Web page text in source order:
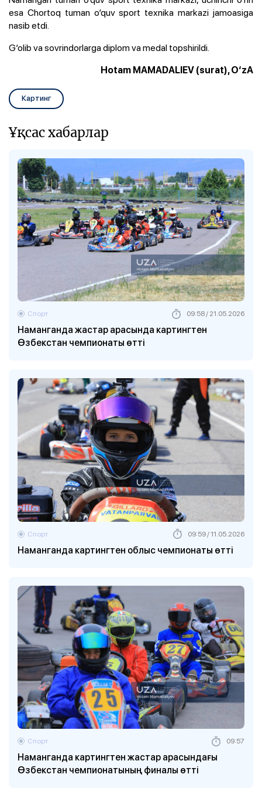
esa Chortoq tuman o‘quv sport texnika markazi jamoasiga
nasib etdi.
G‘olib va sovrindorlarga diplom va medal topshirildi.
Hotam MAMADALIEV (surat), O‘zA
Картинг
Ұқсас хабарлар
Наманганда жастар арасында картингтен
Өзбекстан чемпионаты өтті
Спорт 09:58 / 21.05.2026
Наманганда картингтен облыс чемпионаты өтті
Спорт 09:59 / 11.05.2026
Наманганда картингтен жастар арасындағы
Өзбекстан чемпионатының финалы өтті
Спорт 09:57